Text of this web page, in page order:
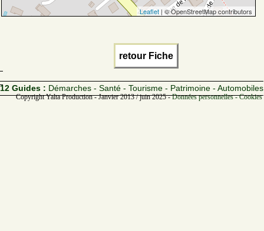
Leaflet | © OpenStreetMap contributors
retour Fiche
12 Guides : Démarches - Santé - Tourisme - Patrimoine - Automobiles
Copyright Yalta Production - Janvier 2013 / juin 2025 -Données personnelles -